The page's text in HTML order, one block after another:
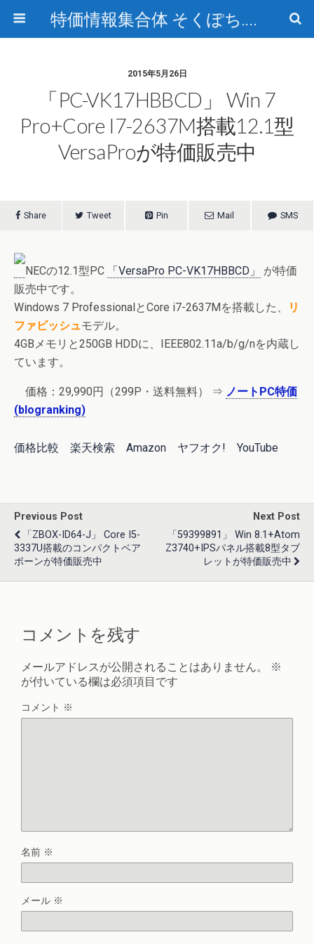
特価情報集合体 そくぽち.com
2015年5月26日
「PC-VK17HBBCD」 Win 7
Pro+Core I7-2637M搭載12.1型
VersaProが特価販売中
Share Tweet Pin Mail SMS
NECの12.1型PC 「VersaPro PC-VK17HBBCD」
が特価
販売中です。
Windows 7 ProfessionalとCore i7-2637Mを搭載した、
リ
ファビッシュモデル。
4GBメモリと250GB HDDに、IEEE802.11a/b/g/nを内蔵し
ています。
価格：29,990円（299P・送料無料） ⇒ ノートPC特価
(blogranking)
価格比較 楽天検索 Amazon ヤフオク! YouTube
Previous Post
「ZBOX-ID64-J」 Core I5-
3337U搭載のコンパクトベア
ボーンが特価販売中
Next Post
「59399891」 Win 8.1+Atom
Z3740+IPSパネル搭載8型タブ
レットが特価販売中
コメントを残す
メールアドレスが公開されることはありません。
※
が付いている欄は必須項目です
コメント ※
名前 ※
メール ※